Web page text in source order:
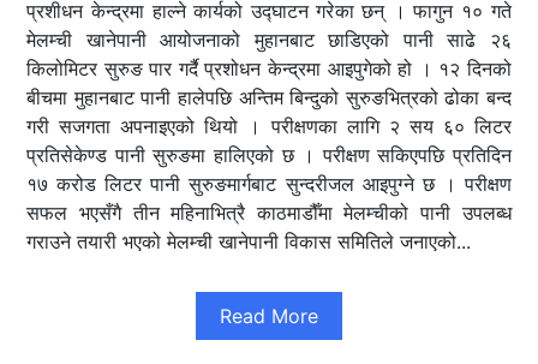
प्रशीधन केन्द्रमा हाल्ने कार्यको उद्घाटन गरेका छन् । फागुन १० गते
मेलम्ची खानेपानी आयोजनाको मुहानबाट छाडिएको पानी साढे २६
किलोमिटर सुरुङ पार गर्दै प्रशोधन केन्द्रमा आइपुगेको हो । १२ दिनको
बीचमा मुहानबाट पानी हालेपछि अन्तिम बिन्दुको सुरुङभित्रको ढोका बन्द
गरी सजगता अपनाइएको थियो । परीक्षणका लागि २ सय ६० लिटर
प्रतिसेकेण्ड पानी सुरुङमा हालिएको छ । परीक्षण सकिएपछि प्रतिदिन
१७ करोड लिटर पानी सुरुङमार्गबाट सुन्दरीजल आइपुग्ने छ । परीक्षण
सफल भएसँगै तीन महिनाभित्रै काठमाडौँमा मेलम्चीको पानी उपलब्ध
गराउने तयारी भएको मेलम्ची खानेपानी विकास समितिले जनाएको...
Read More